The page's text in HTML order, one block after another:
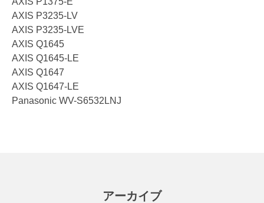
AXIS P3235-LV
AXIS P3235-LVE
AXIS Q1645
AXIS Q1645-LE
AXIS Q1647
AXIS Q1647-LE
Panasonic WV-S6532LNJ
アーカイブ